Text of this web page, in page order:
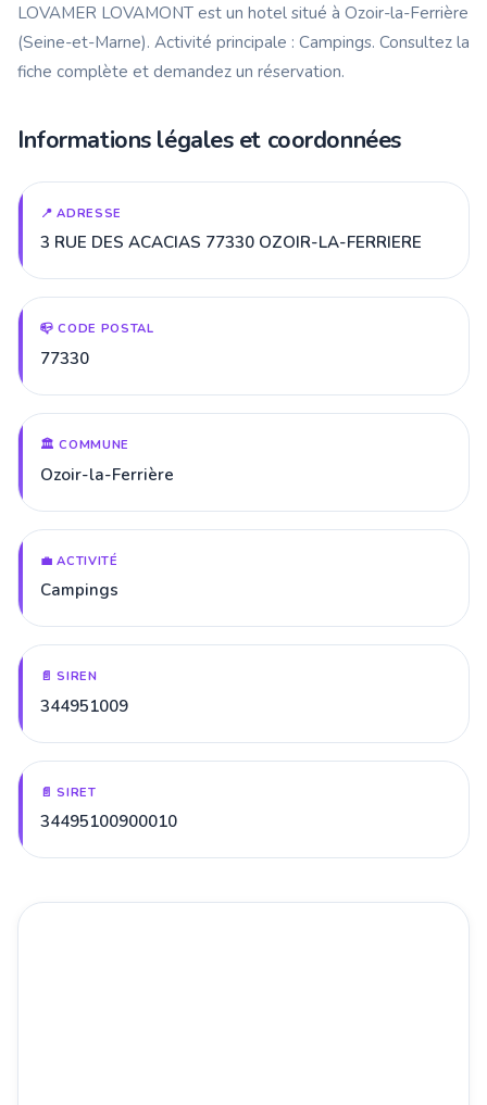
LOVAMER LOVAMONT est un hotel situé à Ozoir-la-Ferrière
(Seine-et-Marne). Activité principale : Campings. Consultez la
fiche complète et demandez un réservation.
Informations légales et coordonnées
📍 ADRESSE
3 RUE DES ACACIAS 77330 OZOIR-LA-FERRIERE
📪 CODE POSTAL
77330
🏛️ COMMUNE
Ozoir-la-Ferrière
💼 ACTIVITÉ
Campings
📄 SIREN
344951009
📄 SIRET
34495100900010